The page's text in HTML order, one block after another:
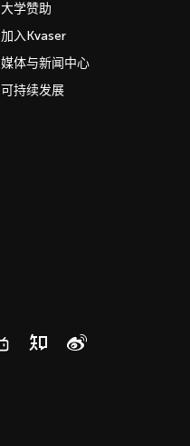
大学赞助
加入Kvaser
媒体与新闻中心
可持续发展